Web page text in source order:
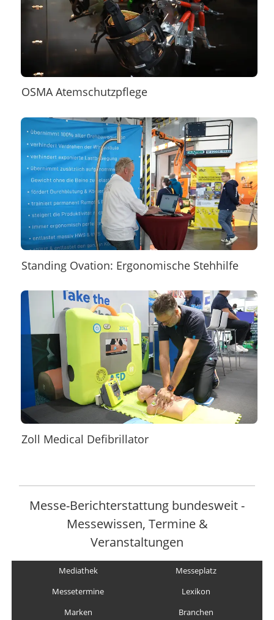
OSMA Atemschutzpflege
Standing Ovation: Ergonomische Stehhilfe
Zoll Medical Defibrillator
Messe-Berichterstattung bundesweit -
Messewissen, Termine &
Veranstaltungen
Mediathek
Messeplatz
Messetermine
Lexikon
Marken
Branchen